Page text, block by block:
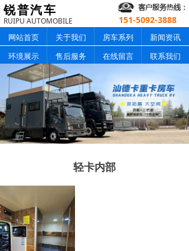
锐普汽车
RUIPU AUTOMOBILE
网站首页 关于我们 房车系列
新闻资讯
环境展示
售后服务 在线留言 联系我们
151-5092-3888
轻卡内部